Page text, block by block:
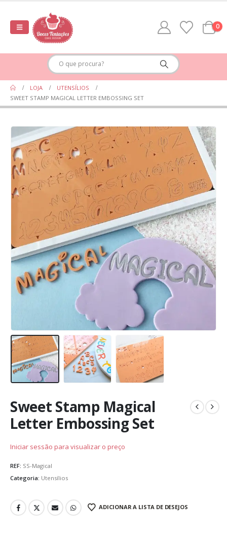
0
LOJA
UTENSÍLIOS
SWEET STAMP MAGICAL LETTER EMBOSSING SET
Sweet Stamp Magical
Letter Embossing Set
Iniciar sessão para visualizar o preço
REF: SS-Magical
Categoria: Utensílios
ADICIONAR A LISTA DE DESEJOS